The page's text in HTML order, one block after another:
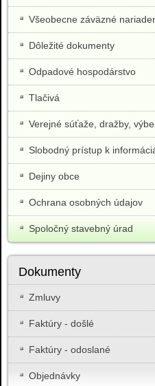
Všeobecne záväzné
Dôležité dokumenty
Odpadové hospodárstvo
Tlačivá
Verejné súťaže, dražby,
Slobodný prístup k
Dejiny obce
Ochrana osobných údajov
Spoločný stavebný úrad
Dokumenty
Zmluvy
Faktúry - došlé
Faktúry - odoslané
Objednávky